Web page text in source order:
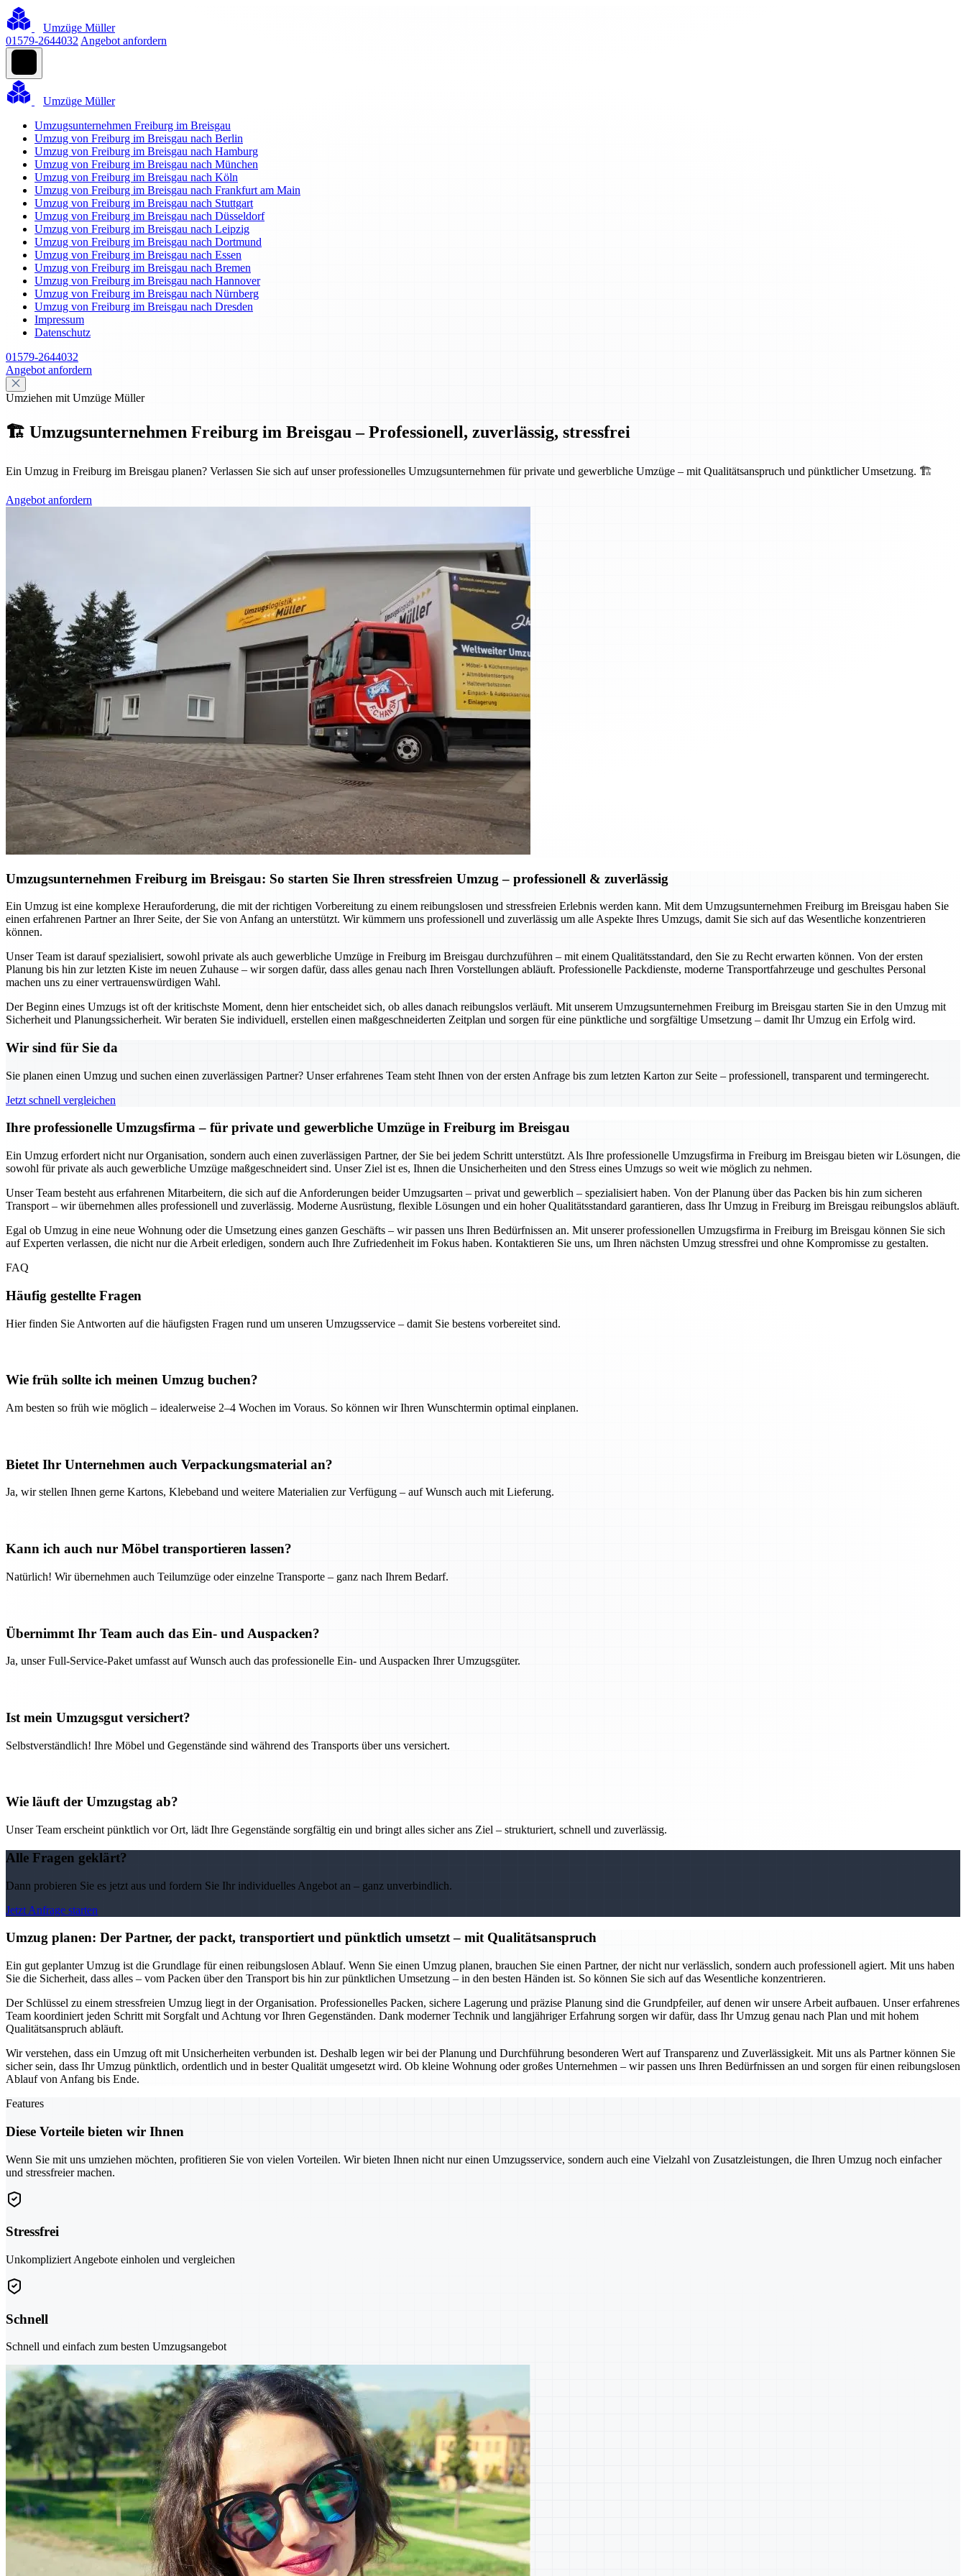
Umzüge Müller
01579-2644032 Angebot anfordern
Umzüge Müller
Umzugsunternehmen Freiburg im Breisgau
Umzug von Freiburg im Breisgau nach Berlin
Umzug von Freiburg im Breisgau nach Hamburg
Umzug von Freiburg im Breisgau nach München
Umzug von Freiburg im Breisgau nach Köln
Umzug von Freiburg im Breisgau nach Frankfurt am Main
Umzug von Freiburg im Breisgau nach Stuttgart
Umzug von Freiburg im Breisgau nach Düsseldorf
Umzug von Freiburg im Breisgau nach Leipzig
Umzug von Freiburg im Breisgau nach Dortmund
Umzug von Freiburg im Breisgau nach Essen
Umzug von Freiburg im Breisgau nach Bremen
Umzug von Freiburg im Breisgau nach Hannover
Umzug von Freiburg im Breisgau nach Nürnberg
Umzug von Freiburg im Breisgau nach Dresden
Impressum
Datenschutz
01579-2644032
Angebot anfordern
Umziehen mit Umzüge Müller
🏗️ Umzugsunternehmen Freiburg im Breisgau – Professionell, zuverlässig, stressfrei
Ein Umzug in Freiburg im Breisgau planen? Verlassen Sie sich auf unser professionelles Umzugsunternehmen für private und gewerbliche Umzüge – mit Qualitätsanspruch und pünktlicher Umsetzung. 🏗️
Angebot anfordern
Umzugsunternehmen Freiburg im Breisgau: So starten Sie Ihren stressfreien Umzug – professionell & zuverlässig
Ein Umzug ist eine komplexe Herauforderung, die mit der richtigen Vorbereitung zu einem reibungslosen und stressfreien Erlebnis werden kann. Mit dem Umzugsunternehmen Freiburg im Breisgau haben Sie
einen erfahrenen Partner an Ihrer Seite, der Sie von Anfang an unterstützt. Wir kümmern uns professionell und zuverlässig um alle Aspekte Ihres Umzugs, damit Sie sich auf das Wesentliche konzentrieren
können.
Unser Team ist darauf spezialisiert, sowohl private als auch gewerbliche Umzüge in Freiburg im Breisgau durchzuführen – mit einem Qualitätsstandard, den Sie zu Recht erwarten können. Von der ersten
Planung bis hin zur letzten Kiste im neuen Zuhause – wir sorgen dafür, dass alles genau nach Ihren Vorstellungen abläuft. Professionelle Packdienste, moderne Transportfahrzeuge und geschultes Personal
machen uns zu einer vertrauenswürdigen Wahl.
Der Beginn eines Umzugs ist oft der kritischste Moment, denn hier entscheidet sich, ob alles danach reibungslos verläuft. Mit unserem Umzugsunternehmen Freiburg im Breisgau starten Sie in den Umzug mit
Sicherheit und Planungssicherheit. Wir beraten Sie individuell, erstellen einen maßgeschneiderten Zeitplan und sorgen für eine pünktliche und sorgfältige Umsetzung – damit Ihr Umzug ein Erfolg wird.
Wir sind für Sie da
Sie planen einen Umzug und suchen einen zuverlässigen Partner? Unser erfahrenes Team steht Ihnen von der ersten Anfrage bis zum letzten Karton zur Seite – professionell, transparent und termingerecht.
Jetzt schnell vergleichen
Ihre professionelle Umzugsfirma – für private und gewerbliche Umzüge in Freiburg im Breisgau
Ein Umzug erfordert nicht nur Organisation, sondern auch einen zuverlässigen Partner, der Sie bei jedem Schritt unterstützt. Als Ihre professionelle Umzugsfirma in Freiburg im Breisgau bieten wir Lösungen, die
sowohl für private als auch gewerbliche Umzüge maßgeschneidert sind. Unser Ziel ist es, Ihnen die Unsicherheiten und den Stress eines Umzugs so weit wie möglich zu nehmen.
Unser Team besteht aus erfahrenen Mitarbeitern, die sich auf die Anforderungen beider Umzugsarten – privat und gewerblich – spezialisiert haben. Von der Planung über das Packen bis hin zum sicheren
Transport – wir übernehmen alles professionell und zuverlässig. Moderne Ausrüstung, flexible Lösungen und ein hoher Qualitätsstandard garantieren, dass Ihr Umzug in Freiburg im Breisgau reibungslos abläuft.
Egal ob Umzug in eine neue Wohnung oder die Umsetzung eines ganzen Geschäfts – wir passen uns Ihren Bedürfnissen an. Mit unserer professionellen Umzugsfirma in Freiburg im Breisgau können Sie sich
auf Experten verlassen, die nicht nur die Arbeit erledigen, sondern auch Ihre Zufriedenheit im Fokus haben. Kontaktieren Sie uns, um Ihren nächsten Umzug stressfrei und ohne Kompromisse zu gestalten.
FAQ
Häufig gestellte Fragen
Hier finden Sie Antworten auf die häufigsten Fragen rund um unseren Umzugsservice – damit Sie bestens vorbereitet sind.
Wie früh sollte ich meinen Umzug buchen?
Am besten so früh wie möglich – idealerweise 2–4 Wochen im Voraus. So können wir Ihren Wunschtermin optimal einplanen.
Bietet Ihr Unternehmen auch Verpackungsmaterial an?
Ja, wir stellen Ihnen gerne Kartons, Klebeband und weitere Materialien zur Verfügung – auf Wunsch auch mit Lieferung.
Kann ich auch nur Möbel transportieren lassen?
Natürlich! Wir übernehmen auch Teilumzüge oder einzelne Transporte – ganz nach Ihrem Bedarf.
Übernimmt Ihr Team auch das Ein- und Auspacken?
Ja, unser Full-Service-Paket umfasst auf Wunsch auch das professionelle Ein- und Auspacken Ihrer Umzugsgüter.
Ist mein Umzugsgut versichert?
Selbstverständlich! Ihre Möbel und Gegenstände sind während des Transports über uns versichert.
Wie läuft der Umzugstag ab?
Unser Team erscheint pünktlich vor Ort, lädt Ihre Gegenstände sorgfältig ein und bringt alles sicher ans Ziel – strukturiert, schnell und zuverlässig.
Alle Fragen geklärt?
Dann probieren Sie es jetzt aus und fordern Sie Ihr individuelles Angebot an – ganz unverbindlich.
Jetzt Anfrage starten
Umzug planen: Der Partner, der packt, transportiert und pünktlich umsetzt – mit Qualitätsanspruch
Ein gut geplanter Umzug ist die Grundlage für einen reibungslosen Ablauf. Wenn Sie einen Umzug planen, brauchen Sie einen Partner, der nicht nur verlässlich, sondern auch professionell agiert. Mit uns haben
Sie die Sicherheit, dass alles – vom Packen über den Transport bis hin zur pünktlichen Umsetzung – in den besten Händen ist. So können Sie sich auf das Wesentliche konzentrieren.
Der Schlüssel zu einem stressfreien Umzug liegt in der Organisation. Professionelles Packen, sichere Lagerung und präzise Planung sind die Grundpfeiler, auf denen wir unsere Arbeit aufbauen. Unser erfahrenes
Team koordiniert jeden Schritt mit Sorgfalt und Achtung vor Ihren Gegenständen. Dank moderner Technik und langjähriger Erfahrung sorgen wir dafür, dass Ihr Umzug genau nach Plan und mit hohem
Qualitätsanspruch abläuft.
Wir verstehen, dass ein Umzug oft mit Unsicherheiten verbunden ist. Deshalb legen wir bei der Planung und Durchführung besonderen Wert auf Transparenz und Zuverlässigkeit. Mit uns als Partner können Sie
sicher sein, dass Ihr Umzug pünktlich, ordentlich und in bester Qualität umgesetzt wird. Ob kleine Wohnung oder großes Unternehmen – wir passen uns Ihren Bedürfnissen an und sorgen für einen reibungslosen
Ablauf von Anfang bis Ende.
Features
Diese Vorteile bieten wir Ihnen
Wenn Sie mit uns umziehen möchten, profitieren Sie von vielen Vorteilen. Wir bieten Ihnen nicht nur einen Umzugsservice, sondern auch eine Vielzahl von Zusatzleistungen, die Ihren Umzug noch einfacher
und stressfreier machen.
Stressfrei
Unkompliziert Angebote einholen und vergleichen
Schnell
Schnell und einfach zum besten Umzugsangebot